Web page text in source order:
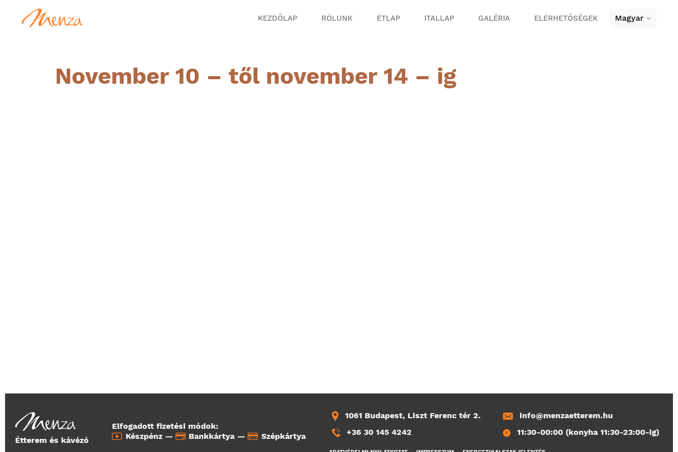
KEZDŐLAP RÓLUNK ÉTLAP ITALLAP GALÉRIA ELÉRHETŐSÉGEK Magyar
November 10 – től november 14 – ig
Étterem és kávézó
Elfogadott fizetési módok:
Készpénz —
Bankkártya — Szépkártya
1061 Budapest, Liszt Ferenc tér 2.
+36 30 145 4242
info@menzaetterem.hu
11:30-00:00 (konyha 11:30-23:00-ig)